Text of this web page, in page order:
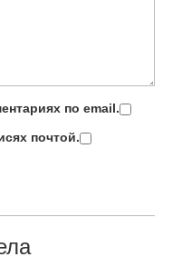
по email.
почтой.